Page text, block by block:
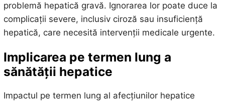
problemă hepatică gravă. Ignorarea lor poate duce la
complicații severe, inclusiv ciroză sau insuficiență
hepatică, care necesită intervenții medicale urgente.
Implicarea pe termen lung a
sănătății hepatice
Impactul pe termen lung al afecțiunilor hepatice